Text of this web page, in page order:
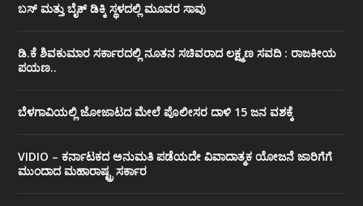
ಬಸ್ ಮತ್ತು ಬೈಕ್ ಡಿಕ್ಕಿ ಸ್ಥಳದಲ್ಲಿ ಮೂವರ ಸಾವು
ಡಿ.ಕೆ ಶಿವಕುಮಾರ ಸರ್ಕಾರದಲ್ಲಿ ನೂತನ ಸಚಿವರಾದ ಲಕ್ಷ್ಮಣ ಸವದಿ : ರಾಜಕೀಯ
ಪಯಣ..
ಬೆಳಗಾವಿಯಲ್ಲಿ ಜೋಜಾಟದ ಮೇಲೆ ಪೊಲೀಸರ ದಾಳಿ 15 ಜನ ವಶಕ್ಕೆ
VIDIO – ಕರ್ನಾಟಕದ ಅನುಮತಿ ಪಡೆಯದೇ ವಿವಾದಾತ್ಮಕ ಯೋಜನೆ ಜಾರಿಗೆಗೆ
ಮುಂದಾದ ಮಹಾರಾಷ್ಟ್ರ ಸರ್ಕಾರ